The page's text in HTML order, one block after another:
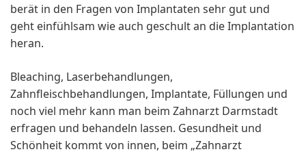
berät in den Fragen von Implantaten sehr gut und
geht einfühlsam wie auch geschult an die Implantation
heran.
Bleaching, Laserbehandlungen,
Zahnfleischbehandlungen, Implantate, Füllungen und
noch viel mehr kann man beim Zahnarzt Darmstadt
erfragen und behandeln lassen. Gesundheit und
Schönheit kommt von innen, beim „Zahnarzt